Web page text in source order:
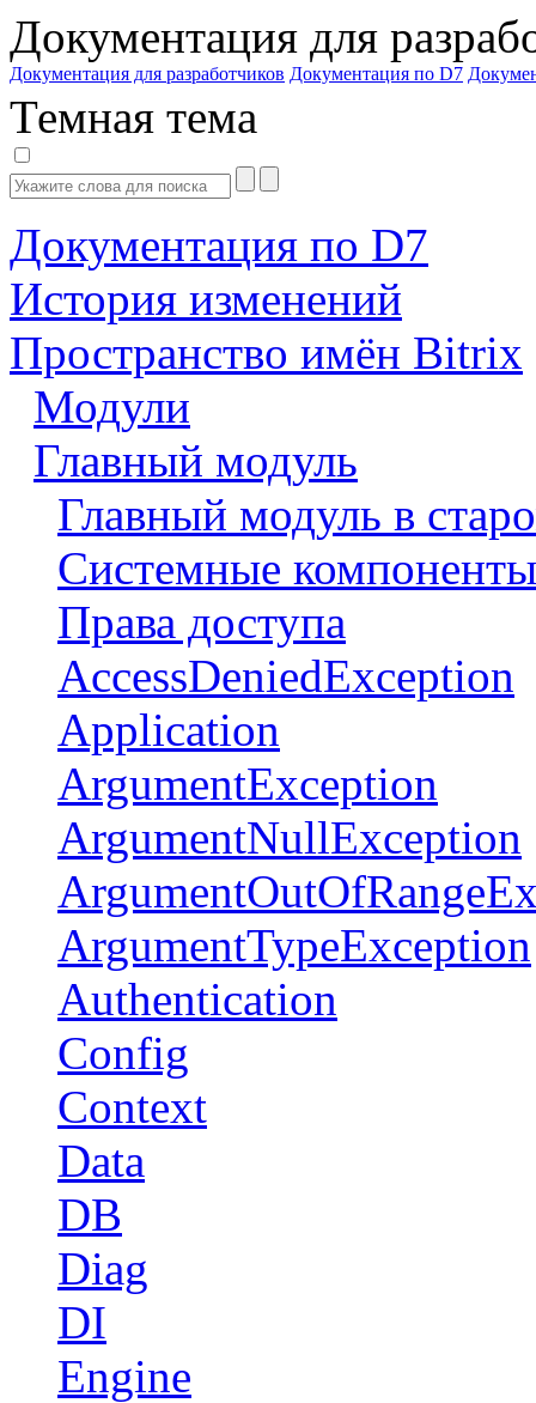
Документация для
Документация для разработчиков Документация по D7
Темная тема
Документация по D7
История изменений
Пространство имён Bitrix
Модули
Главный модуль
Главный модуль в
Системные компоненты
Права доступа
AccessDeniedException
Application
ArgumentException
ArgumentNullException
ArgumentTypeException
Authentication
Config
Context
Data
DB
Diag
DI
Engine